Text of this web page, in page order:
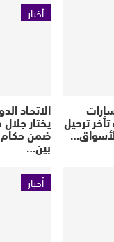
ترحيل
أخبار
الاتحاد
يختار
ضمن حكام
بين…
أخبار